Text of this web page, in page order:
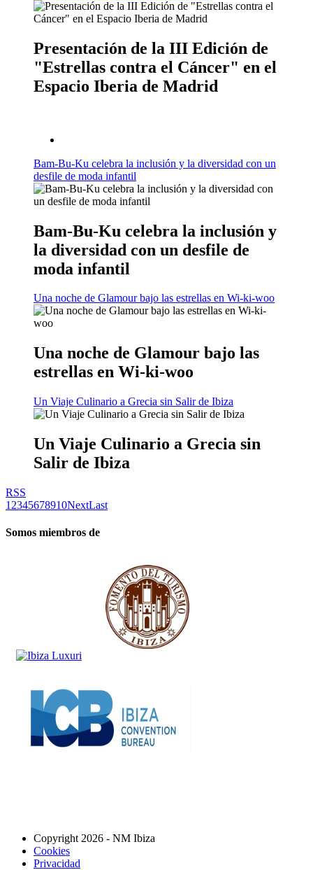
Presentación de la III Edición de
"Estrellas contra el Cáncer" en el
Espacio Iberia de Madrid
Bam-Bu-Ku celebra la inclusión y la diversidad con un
desfile de moda infantil
Bam-Bu-Ku celebra la inclusión y
la diversidad con un desfile de
moda infantil
Una noche de Glamour bajo las estrellas en Wi-ki-woo
Una noche de Glamour bajo las
estrellas en Wi-ki-woo
Un Viaje Culinario a Grecia sin Salir de Ibiza
Un Viaje Culinario a Grecia sin
Salir de Ibiza
RSS
1 2345678910NextLast
Somos miembros de
Copyright 2026 - NM Ibiza
Cookies
Privacidad